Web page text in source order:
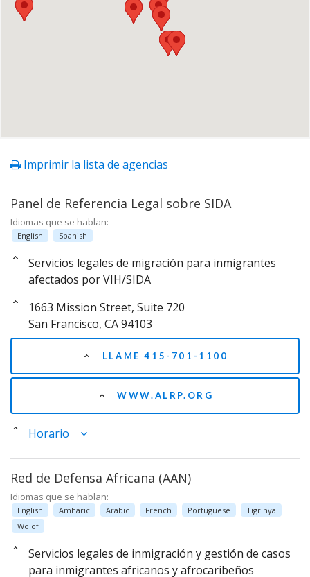
Imprimir la lista de agencias
Panel de Referencia Legal sobre SIDA
Idiomas que se hablan:
English Spanish
Servicios legales de migración para inmigrantes
afectados por VIH/SIDA
1663 Mission Street, Suite 720
San Francisco, CA 94103
LLAME 415-701-1100
WWW.ALRP.ORG
Horario
Red de Defensa Africana (AAN)
Idiomas que se hablan:
English Amharic Arabic French Portuguese
Tigrinya
Wolof
Servicios legales de inmigración y gestión de casos
para inmigrantes africanos y afrocaribeños